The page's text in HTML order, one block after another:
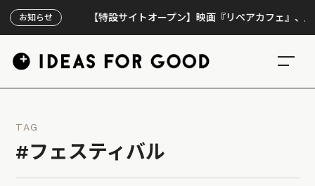
お知らせ【特設サイトオープン】映画『リペアカフェ』、上映300回
TAG
#フェスティバル